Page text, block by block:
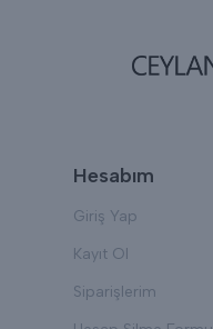
Hesabım
Giriş Yap
Kayıt Ol
Siparişlerim